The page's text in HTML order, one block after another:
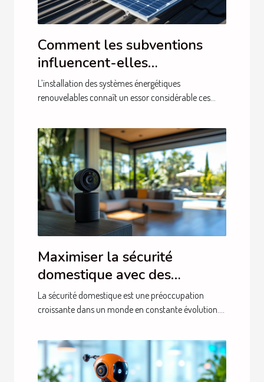
Comment les subventions
influencent-elles
l'installation de systèmes
énergétiques renouvelables
L’installation des systèmes énergétiques
renouvelables connaît un essor considérable ces...
Maximiser la sécurité
domestique avec des
caméras discrètes et
performantes
La sécurité domestique est une préoccupation
croissante dans un monde en constante évolution....